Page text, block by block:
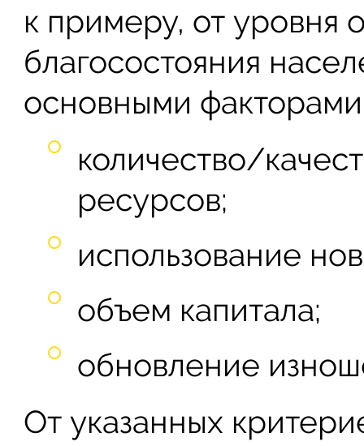
к примеру, от уровня
благосостояния
основными
количество/
ресурсов;
использование
объем капитала;
обновление
От указанных